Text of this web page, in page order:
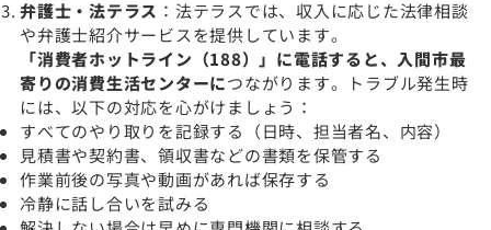
弁護士・法テラス ：法テラスでは、収入に応じた法律相談
や弁護士紹介サービスを提供しています。
「消費者ホットライン（188）」に電話すると、入間市最
寄りの消費生活センターにつながります。トラブル発生時
には、以下の対応を心がけましょう：
すべてのやり取りを記録する（日時、担当者名、内容）
見積書や契約書、領収書などの書類を保管する
作業前後の写真や動画があれば保存する
冷静に話し合いを試みる